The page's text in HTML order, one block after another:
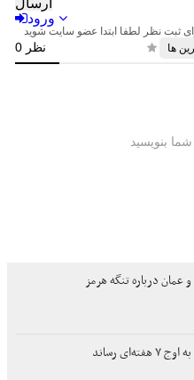
عمان درباره تنگه هرمز
رساند